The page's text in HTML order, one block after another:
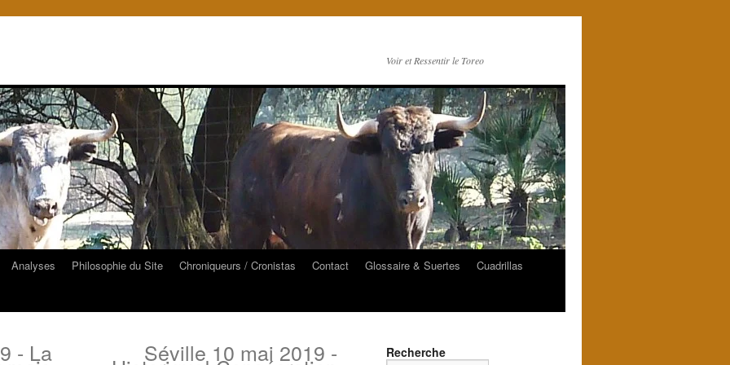
Voir et Ressentir le Toreo
Analyses Philosophie du Site Chroniqueurs / Cronistas Contact Glossaire & Suertes
Cuadrillas
- La Séville 10 mai 2019 - Recherche